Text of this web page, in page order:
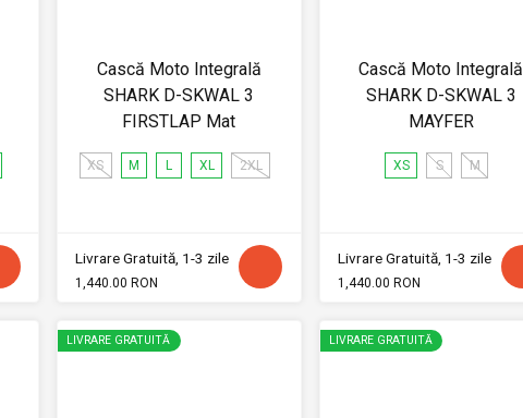
Cască Moto Integrală
SHARK D-SKWAL 3
FIRSTLAP Mat
XS M L XL 2XL
Livrare Gratuită, 1-3 zile
1,440.00 RON
Cască Moto Integrală
SHARK D-SKWAL 3
MAYFER
XS S M
Livrare Gratuită, 1-3 zile
1,440.00 RON
LIVRARE GRATUITĂ LIVRARE GRATUITĂ